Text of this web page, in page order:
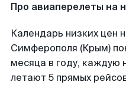
Про авиаперелеты на
Календарь низких цен
Симферополя (Крым)
месяца в году, каждую
летают 5 прямых